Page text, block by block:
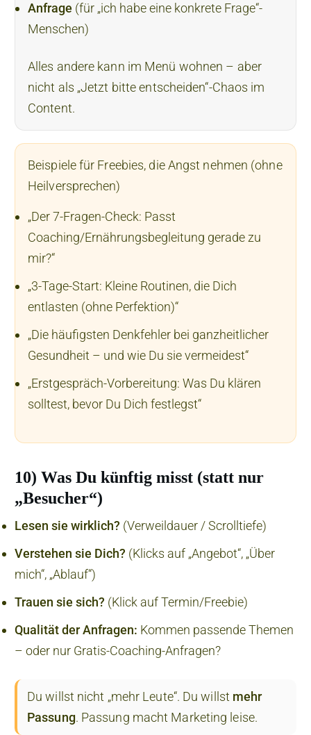
Anfrage (für „ich habe eine konkrete Frage“-
Menschen)
Alles andere kann im Menü wohnen – aber
nicht als „Jetzt bitte entscheiden“-Chaos im
Content.
Beispiele für Freebies, die Angst nehmen (ohne
Heilversprechen)
„Der 7-Fragen-Check: Passt
Coaching/Ernährungsbegleitung gerade zu
mir?“
„3-Tage-Start: Kleine Routinen, die Dich
entlasten (ohne Perfektion)“
„Die häufigsten Denkfehler bei ganzheitlicher
Gesundheit – und wie Du sie vermeidest“
„Erstgespräch-Vorbereitung: Was Du klären
solltest, bevor Du Dich festlegst“
10) Was Du künftig misst (statt nur
„Besucher“)
Lesen sie wirklich? (Verweildauer / Scrolltiefe)
Verstehen sie Dich? (Klicks auf „Angebot“, „Über
mich“, „Ablauf“)
Trauen sie sich? (Klick auf Termin/Freebie)
Qualität der Anfragen: Kommen passende Themen
– oder nur Gratis-Coaching-Anfragen?
Du willst nicht „mehr Leute“. Du willst mehr
Passung. Passung macht Marketing leise.